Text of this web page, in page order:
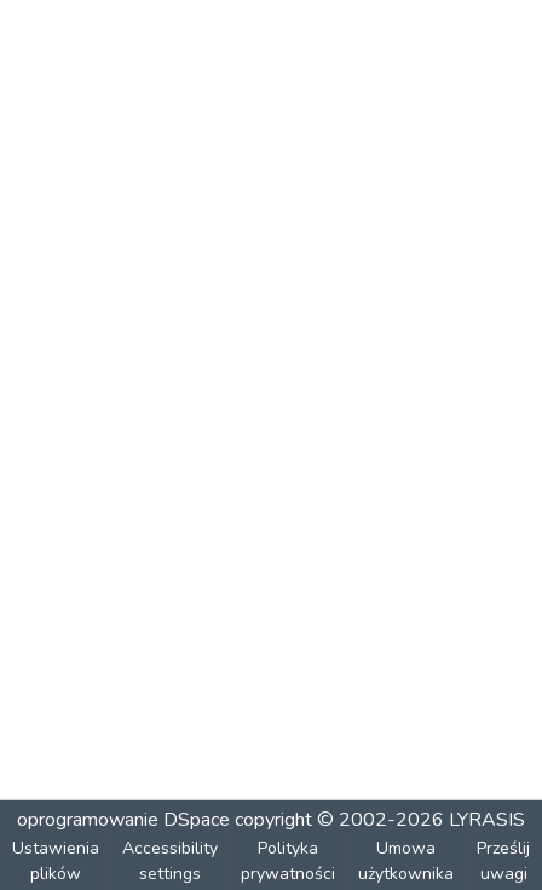
oprogramowanie DSpace copyright © 2002-2026 LYRASIS
Ustawienia
plików
Accessibility
settings
Polityka
prywatności
Umowa
użytkownika
Prześlij
uwagi